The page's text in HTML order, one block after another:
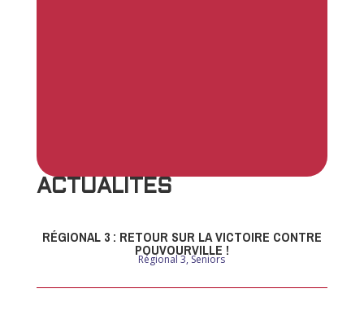
ACTUALITES
RÉGIONAL 3 : RETOUR SUR LA VICTOIRE CONTRE
POUVOURVILLE !
Régional 3,Seniors